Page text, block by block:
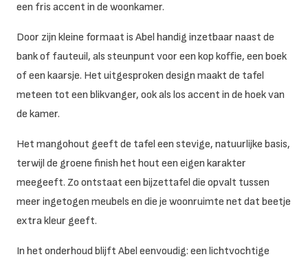
een fris accent in de woonkamer.
Door zijn kleine formaat is Abel handig inzetbaar naast de
bank of fauteuil, als steunpunt voor een kop koffie, een boek
of een kaarsje. Het uitgesproken design maakt de tafel
meteen tot een blikvanger, ook als los accent in de hoek van
de kamer.
Het mangohout geeft de tafel een stevige, natuurlijke basis,
terwijl de groene finish het hout een eigen karakter
meegeeft. Zo ontstaat een bijzettafel die opvalt tussen
meer ingetogen meubels en die je woonruimte net dat beetje
extra kleur geeft.
In het onderhoud blijft Abel eenvoudig: een lichtvochtige